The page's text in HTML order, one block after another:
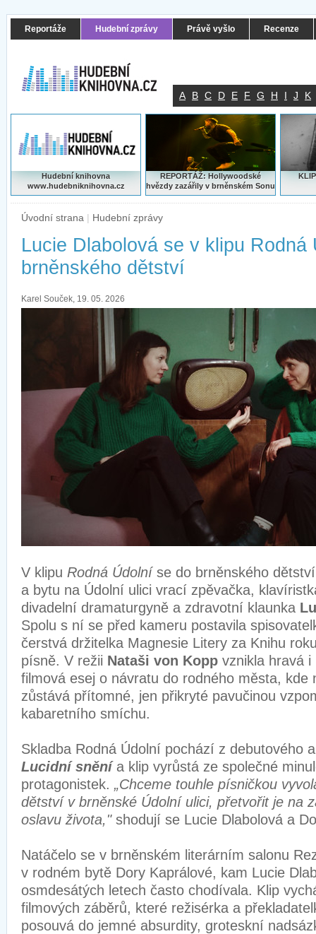
Reportáže Hudební zprávy Právě vyšlo Recenze
A B C D E F G H I J K
Hudební knihovna
www.hudebniknihovna.cz
REPORTÁŽ: Hollywoodské
hvězdy zazářily v brněnském Sonu
Úvodní strana | Hudební zprávy
Lucie Dlabolová se v klipu
brněnského dětství
Karel Souček, 19. 05. 2026
V klipu Rodná Údolní se do brněnského
a bytu na Údolní ulici vrací zpěvačka,
divadelní dramaturgyně a zdravotní klaunka
Spolu s ní se před kameru postavila
čerstvá držitelka Magnesie Litery za Knihu
písně. V režii Nataši von Kopp vznikla hravá i
filmová esej o návratu do rodného města, kde
zůstává přítomné, jen přikryté pavučinou
kabaretního smíchu.
Skladba Rodná Údolní pochází z debutového
Lucidní sněnía klip vyrůstá ze společné
protagonistek. „Chceme touhle písničkou
dětství v brněnské Údolní ulici, přetvořit je na
oslavu života,"shodují se Lucie Dlabolová a
Natáčelo se v brněnském literárním salonu
v rodném bytě Dory Kaprálové, kam Lucie
osmdesátých letech často chodívala. Klip
filmových záběrů, které režisérka a
posouvá do jemné absurdity, groteskní